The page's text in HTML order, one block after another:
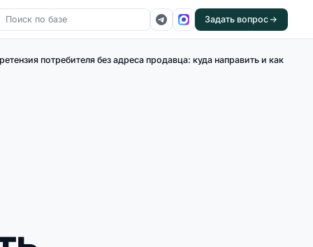
Задать вопрос
потребителя без адреса продавца: куда направить и как